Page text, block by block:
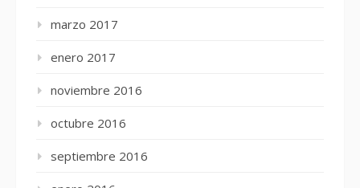
marzo 2017
enero 2017
noviembre 2016
octubre 2016
septiembre 2016